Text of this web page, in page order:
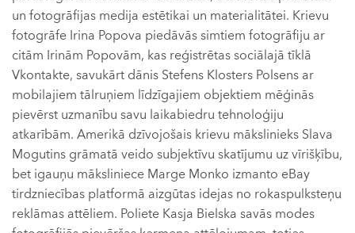
un fotogrāfijas medija estētikai un materialitātei. Krievu
fotogrāfe Irina Popova piedāvās simtiem fotogrāfiju ar
citām Irinām Popovām, kas reģistrētas sociālajā tīklā
Vkontakte, savukārt dānis Stefens Klosters Polsens ar
mobilajiem tālruņiem līdzīgajiem objektiem mēģinās
pievērst uzmanību savu laikabiedru tehnoloģiju
atkarībām. Amerikā dzīvojošais krievu mākslinieks Slava
Mogutins grāmatā veido subjektīvu skatījumu uz vīrišķību,
bet igauņu māksliniece Marge Monko izmanto eBay
tirdzniecības platformā aizgūtas idejas no rokaspulksteņu
reklāmas attēliem. Poliete Kasja Bielska savās modes